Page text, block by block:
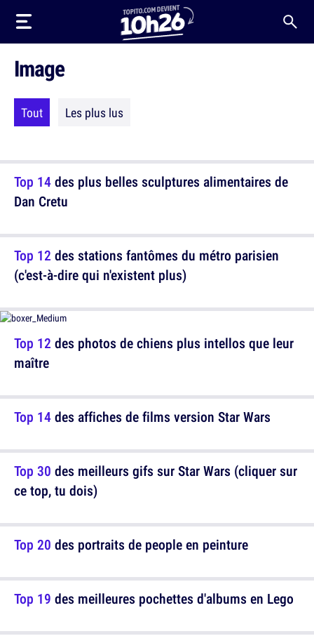
Image
Tout Les plus lus
Top 14des plus belles sculptures alimentaires de
Dan Cretu
Top 12 des photos de chiens plus intellos que leur
maître
Top 30 des meilleurs gifs sur Star Wars (cliquer sur
ce top, tu dois)
Top 12 des stations fantômes du métro parisien
(c'est-à-dire qui n'existent plus)
Top 14des affiches de films version Star Wars
Top 20 des portraits de people en peinture
Top 19 des meilleures pochettes d'albums en Lego